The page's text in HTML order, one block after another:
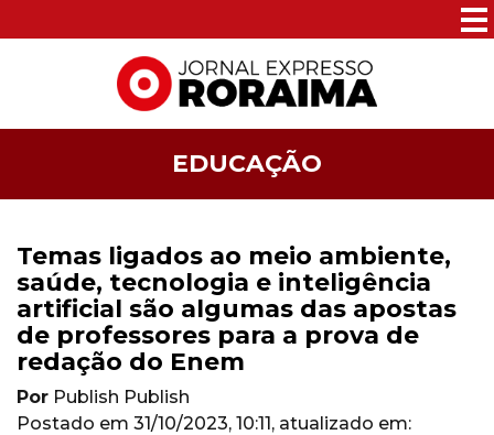
EDUCAÇÃO
Temas ligados ao meio ambiente,
saúde, tecnologia e inteligência
artificial são algumas das apostas
de professores para a prova de
redação do Enem
Por Publish Publish
Postado em 31/10/2023, 10:11, atualizado em: